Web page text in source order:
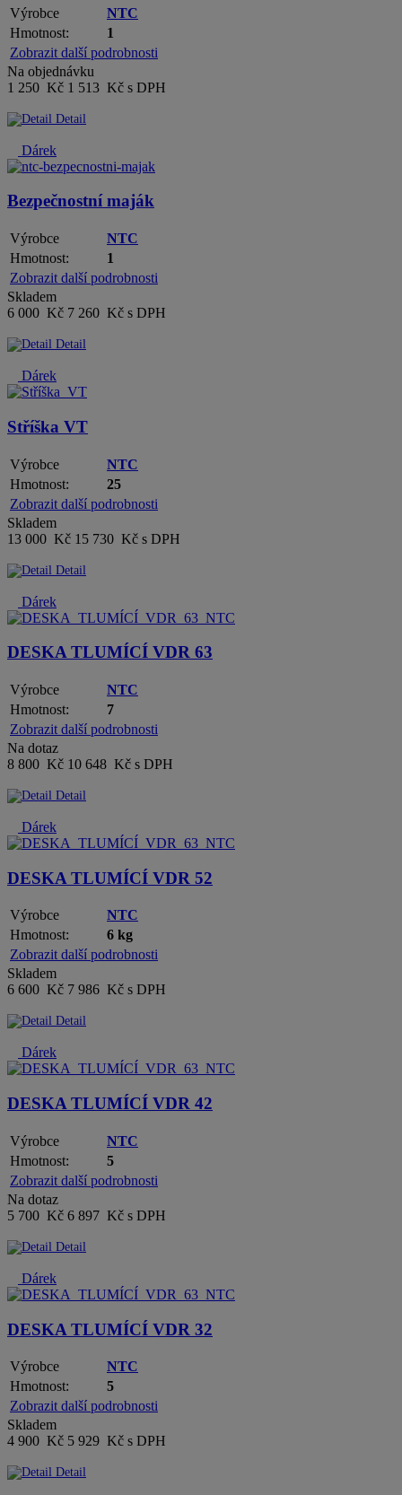
Výrobce
NTC
Hmotnost:
1
Zobrazit další podrobnosti
Na objednávku
1 250 Kč 1 513 Kč s DPH
Detail
Dárek
Bezpečnostní maják
Výrobce
NTC
Hmotnost:
1
Zobrazit další podrobnosti
Skladem
6 000 Kč 7 260 Kč s DPH
Detail
Dárek
Stříška VT
Výrobce
NTC
Hmotnost:
25
Zobrazit další podrobnosti
Skladem
13 000 Kč 15 730 Kč s DPH
Detail
Dárek
DESKA TLUMÍCÍ VDR 63
Výrobce
NTC
Hmotnost:
7
Zobrazit další podrobnosti
Na dotaz
8 800 Kč 10 648 Kč s DPH
Detail
Dárek
DESKA TLUMÍCÍ VDR 52
Výrobce
NTC
Hmotnost:
6 kg
Zobrazit další podrobnosti
Skladem
6 600 Kč 7 986 Kč s DPH
Detail
Dárek
DESKA TLUMÍCÍ VDR 42
Výrobce
NTC
Hmotnost:
5
Zobrazit další podrobnosti
Na dotaz
5 700 Kč 6 897 Kč s DPH
Detail
Dárek
DESKA TLUMÍCÍ VDR 32
Výrobce
NTC
Hmotnost:
5
Zobrazit další podrobnosti
Skladem
4 900 Kč 5 929 Kč s DPH
Detail